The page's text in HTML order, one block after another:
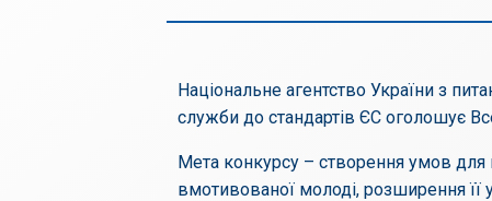
Національне агентство України з
служби до стандартів ЄС оголошує
Мета конкурсу – створення умов для
вмотивованої молоді, розширення її